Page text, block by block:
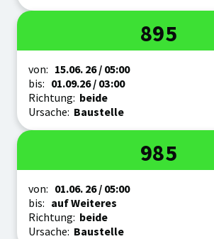
Linie
895
Zeitraum
von: 15.06. 26/ 05:00
bis: 01.09.26/ 03:00
Richtung: beide
Ursache: Baustelle
Linie
985
Zeitraum
von: 01.06. 26/ 05:00
bis: auf Weiteres
Richtung: beide
Ursache: Baustelle